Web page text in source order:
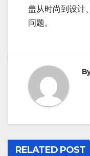
盖从时尚到设计
问题。
RELATED POST